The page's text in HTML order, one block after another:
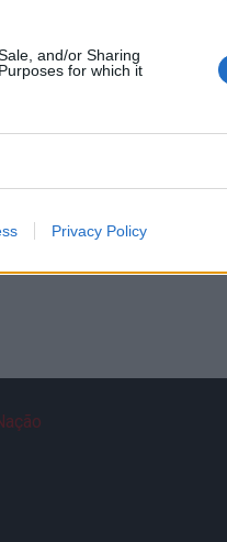
and/or Sharing
for which it
Privacy Policy